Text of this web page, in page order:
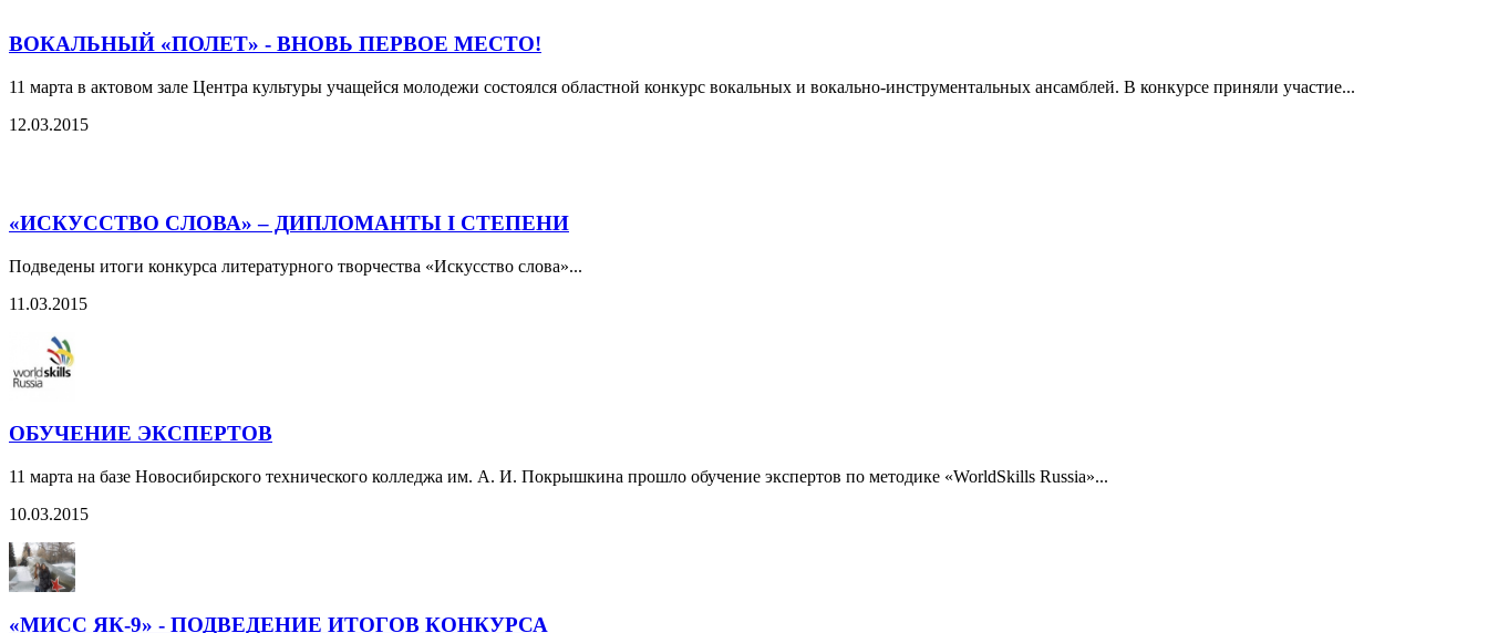
ВОКАЛЬНЫЙ «ПОЛЕТ» - ВНОВЬ ПЕРВОЕ МЕСТО!
11 марта в актовом зале Центра культуры учащейся молодежи состоялся областной конкурс вокальных и вокально-инструментальных ансамблей. В конкурсе приняли участие...
12.03.2015
«ИСКУССТВО СЛОВА» – ДИПЛОМАНТЫ I СТЕПЕНИ
Подведены итоги конкурса литературного творчества «Искусство слова»...
11.03.2015
ОБУЧЕНИЕ ЭКСПЕРТОВ
11 марта на базе Новосибирского технического колледжа им. А. И. Покрышкина прошло обучение экспертов по методике «WorldSkills Russia»...
10.03.2015
«МИСС ЯК-9» - ПОДВЕДЕНИЕ ИТОГОВ КОНКУРСА